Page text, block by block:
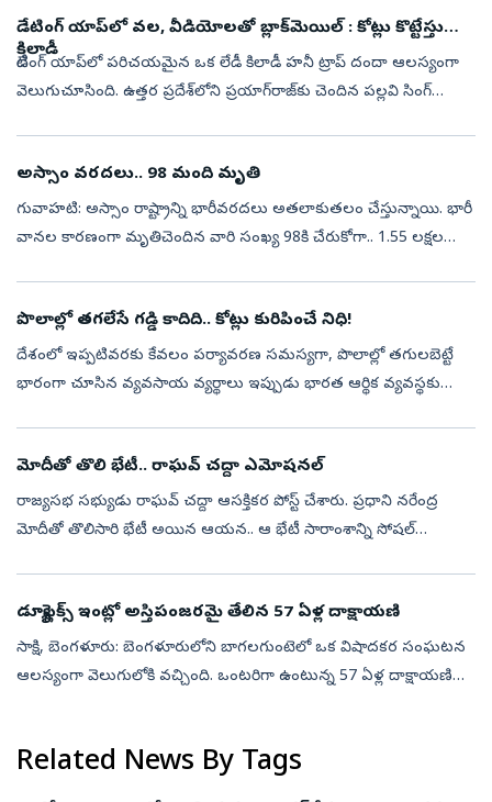
డేటింగ్‌ యాప్‌లో వల, వీడియోలతో బ్లాక్‌మెయిల్‌ : కోట్లు కొట్టేస్తున్న
కిలాడీ
డేటింగ్‌ యాప్‌లో పరిచయమైన ఒక లేడీ కిలాడీ హనీ ట్రాప్‌ దందా ఆలస్యంగా
వెలుగుచూసింది. ఉత్తర ప్రదేశ్‌లోని ప్రయాగ్‌రాజ్‌కు చెందిన పల్లవి సింగ్
అస్సాం వరదలు.. 98 మంది మృతి
గువాహటి: అస్సాం రాష్ట్రాన్ని భారీవరదలు అతలాకుతలం చేస్తున్నాయి. భారీ
వానల కారణంగా మృతిచెందిన వారి సంఖ్య 98కి చేరుకోగా.. 1.55 లక్షల
పొలాల్లో తగలేసే గడ్డి కాదిది.. కోట్లు కురిపించే నిధి!
దేశంలో ఇప్పటివరకు కేవలం పర్యావరణ సమస్యగా, పొలాల్లో తగులబెట్టే
భారంగా చూసిన వ్యవసాయ వ్యర్థాలు ఇప్పుడు భారత ఆర్థిక వ్యవస్థకు
మోదీతో తొలి భేటీ.. రాఘవ్‌ చద్దా ఎమోషనల్‌
రాజ్యసభ సభ్యుడు రాఘవ్‌ చద్దా ఆసక్తికర పోస్ట్‌ చేశారు. ప్రధాని నరేంద్ర
మోదీతో తొలిసారి భేటీ అయిన ఆయన.. ఆ భేటీ సారాంశాన్ని సోషల్‌
డ్యూప్లెక్స్‌ ఇంట్లో అస్తిపంజరమై తేలిన 57 ఏళ్ల దాక్షాయణి
సాక్షి, బెంగళూరు: బెంగళూరులోని బాగలగుంటెలో ఒక విషాదకర సంఘటన
ఆలస్యంగా వెలుగులోకి వచ్చింది. ఒంటరిగా ఉంటున్న 57 ఏళ్ల దాక్షాయణి
Related News By Tags